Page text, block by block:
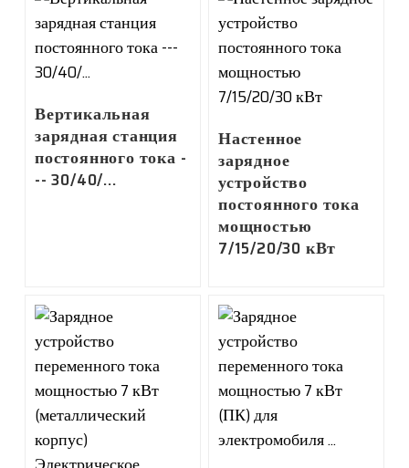
Вертикальная
зарядная станция
постоянного тока -
-- 30/40/...
Настенное
зарядное
устройство
постоянного тока
мощностью
7/15/20/30 кВт